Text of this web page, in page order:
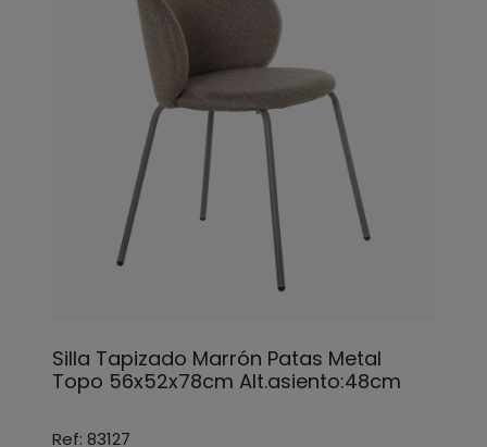
Silla Tapizado Marrón Patas Metal
Topo 56x52x78cm Alt.asiento:48cm
Ref: 83127